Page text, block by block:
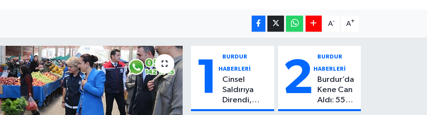
A- A+
1 BURDUR
HABERLERİ
Cinsel
Saldırıya
Direndi,
Başından
2 BURDUR
HABERLERİ
Burdur’da
Kene Can
Aldı: 55
Yaşındaki